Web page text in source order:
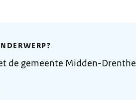
de gemeente Midden-Drenthe